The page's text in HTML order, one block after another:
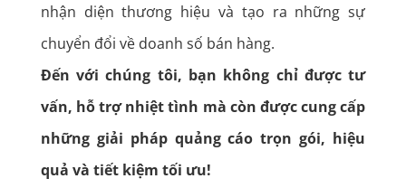
nhận diện thương hiệu và tạo ra những sự
chuyển đổi về doanh số bán hàng.
Đến với chúng tôi, bạn không chỉ được tư
vấn, hỗ trợ nhiệt tình mà còn được cung cấp
những giải pháp quảng cáo trọn gói, hiệu
quả và tiết kiệm tối ưu!